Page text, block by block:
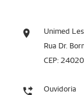
Unimed
Rua Dr.
CEP:
Ouvidoria